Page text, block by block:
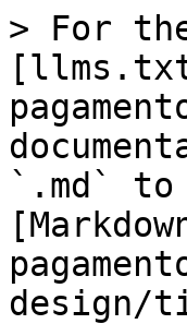
> For
`.md` to
design/